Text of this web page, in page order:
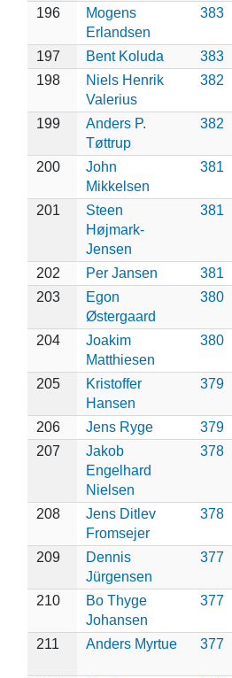
196
Mogens
Erlandsen
383
197 Bent Koluda
383
198
Niels Henrik
Valerius
382
199
Anders P.
Tøttrup
382
200
John
Mikkelsen
381
201
Steen
Højmark-
Jensen
381
202 Per Jansen
381
203
Egon
Østergaard
380
204
Joakim
Matthiesen
380
205
Kristoffer
Hansen
379
206 Jens Ryge
379
207
Jakob
Engelhard
Nielsen
378
208
Jens Ditlev
Fromsejer
378
209
Dennis
Jürgensen
377
210
Bo Thyge
Johansen
377
211 Anders Myrtue 377